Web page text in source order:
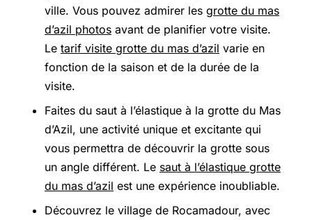
ville. Vous pouvez admirer les grotte du mas
d’azil photos avant de planifier votre visite.
Le tarif visite grotte du mas d’azil varie en
fonction de la saison et de la durée de la
visite.
Faites du saut à l’élastique à la grotte du Mas
d’Azil, une activité unique et excitante qui
vous permettra de découvrir la grotte sous
un angle différent. Le saut à l’élastique grotte
du mas d’azil est une expérience inoubliable.
Découvrez le village de Rocamadour, avec